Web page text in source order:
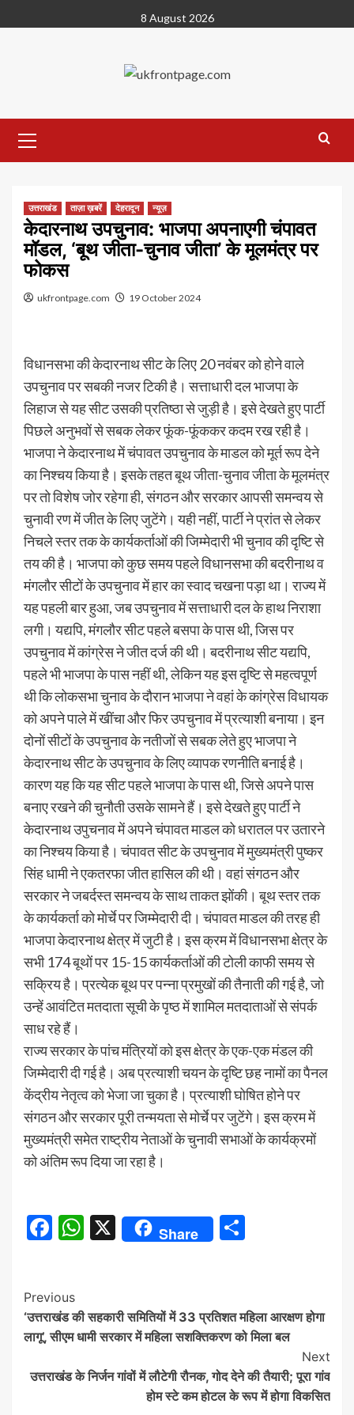
to
8 August 2026
Menu
उत्तराखंड ताज़ा ख़बरें देहरादून न्यूज़
केदारनाथ उपचुनाव: भाजपा अपनाएगी चंपावत
मॉडल, ‘बूथ जीता-चुनाव जीता’ के मूलमंत्र पर
फोकस
ukfrontpage.com 19 October 2024
विधानसभा की केदारनाथ सीट के लिए 20 नवंबर को होने वाले
उपचुनाव पर सबकी नजर टिकी है। सत्ताधारी दल भाजपा के
लिहाज से यह सीट उसकी प्रतिष्ठा से जुड़ी है। इसे देखते हुए पार्टी
पिछले अनुभवों से सबक लेकर फूंक-फूंककर कदम रख रही है।
भाजपा ने केदारनाथ में चंपावत उपचुनाव के माडल को मूर्त रूप देने
का निश्चय किया है। इसके तहत बूथ जीता-चुनाव जीता के मूलमंत्र
पर तो विशेष जोर रहेगा ही, संगठन और सरकार आपसी समन्वय से
चुनावी रण में जीत के लिए जुटेंगे। यही नहीं, पार्टी ने प्रांत से लेकर
निचले स्तर तक के कार्यकर्ताओं की जिम्मेदारी भी चुनाव की दृष्टि से
तय की है। भाजपा को कुछ समय पहले विधानसभा की बदरीनाथ व
मंगलौर सीटों के उपचुनाव में हार का स्वाद चखना पड़ा था। राज्य में
यह पहली बार हुआ, जब उपचुनाव में सत्ताधारी दल के हाथ निराशा
लगी। यद्यपि, मंगलौर सीट पहले बसपा के पास थी, जिस पर
उपचुनाव में कांग्रेस ने जीत दर्ज की थी। बदरीनाथ सीट यद्यपि,
पहले भी भाजपा के पास नहीं थी, लेकिन यह इस दृष्टि से महत्वपूर्ण
थी कि लोकसभा चुनाव के दौरान भाजपा ने वहां के कांग्रेस विधायक
को अपने पाले में खींचा और फिर उपचुनाव में प्रत्याशी बनाया। इन
दोनों सीटों के उपचुनाव के नतीजों से सबक लेते हुए भाजपा ने
केदारनाथ सीट के उपचुनाव के लिए व्यापक रणनीति बनाई है।
कारण यह कि यह सीट पहले भाजपा के पास थी, जिसे अपने पास
बनाए रखने की चुनौती उसके सामने हैं। इसे देखते हुए पार्टी ने
केदारनाथ उपुचनाव में अपने चंपावत माडल को धरातल पर उतारने
का निश्चय किया है। चंपावत सीट के उपचुनाव में मुख्यमंत्री पुष्कर
सिंह धामी ने एकतरफा जीत हासिल की थी। वहां संगठन और
सरकार ने जबर्दस्त समन्वय के साथ ताकत झोंकी। बूथ स्तर तक
के कार्यकर्ता को मोर्चे पर जिम्मेदारी दी। चंपावत माडल की तरह ही
भाजपा केदारनाथ क्षेत्र में जुटी है। इस क्रम में विधानसभा क्षेत्र के
सभी 174 बूथों पर 15-15 कार्यकर्ताओं की टोली काफी समय से
सक्रिय है। प्रत्येक बूथ पर पन्ना प्रमुखों की तैनाती की गई है, जो
उन्हें आवंटित मतदाता सूची के पृष्ठ में शामिल मतदाताओं से संपर्क
साध रहे हैं।
राज्य सरकार के पांच मंत्रियों को इस क्षेत्र के एक-एक मंडल की
जिम्मेदारी दी गई है। अब प्रत्याशी चयन के दृष्टि छह नामों का पैनल
केंद्रीय नेतृत्व को भेजा जा चुका है। प्रत्याशी घोषित होने पर
संगठन और सरकार पूरी तन्मयता से मोर्चे पर जुटेंगे। इस क्रम में
मुख्यमंत्री समेत राष्ट्रीय नेताओं के चुनावी सभाओं के कार्यक्रमों
को अंतिम रूप दिया जा रहा है।
Facebook
WhatsApp
X Share
Continue
Reading
Previous
‘उत्तराखंड की सहकारी समितियों में 33 प्रतिशत महिला आरक्षण होगा
लागू’, सीएम धामी सरकार में महिला सशक्तिकरण को मिला बल
Next
उत्तराखंड के निर्जन गांवों में लौटेगी रौनक, गोद देने की तैयारी; पूरा गांव
होम स्टे कम होटल के रूप में होगा विकसित